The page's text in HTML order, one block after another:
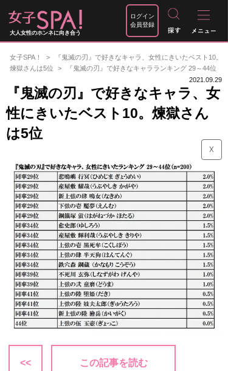
大人女性のホンネに向き合う
ログイン
会員登録
女子SPA！
『鬼滅の刃』で好きなキャラ、女性にきいたベスト10。
煉獄さんは5位
『鬼滅の刃』で好きなキャラランキング 29～44位
2021.09.29
『鬼滅の刃』で好きなキャラ、女
性にきいたベスト10。煉獄さん
は5位
☓
<< この記事を読む